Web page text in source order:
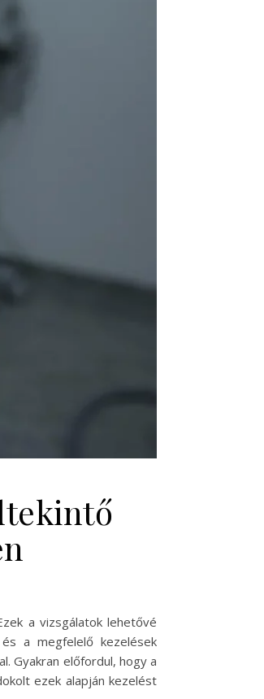
a vizsgálatok lehetővé
a megfelelő kezelések
Gyakran előfordul, hogy a
ezek alapján kezelést